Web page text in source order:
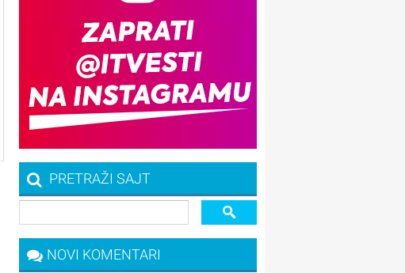
PRETRAŽI SAJT
NOVI KOMENTARI